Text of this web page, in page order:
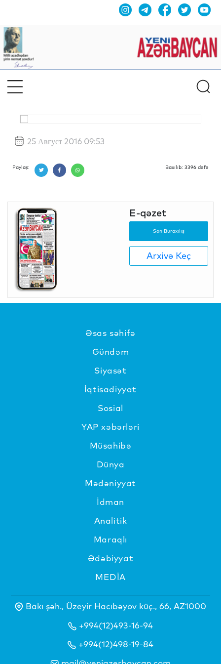
25 Август 2016 09:53
Paylaş: Baxılıb: 3396 dəfə
E-qəzet
Son Buraxılış
Arxivə Keç
Əsas səhifə
Gündəm
Siyasət
İqtisadiyyat
Sosial
YAP xəbərləri
Müsahibə
Dünya
Mədəniyyat
İdman
Analitik
Maraqlı
Ədəbiyyat
MEDİA
Bakı şəh., Üzeyir Hacıbəyov küç., 66, AZ1000
+994(12)493-16-94
+994(12)498-19-84